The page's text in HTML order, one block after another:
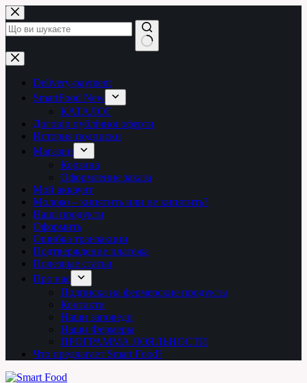
Перейти
до
вмісту
Немає
результатів
Delivery-payment
SmartFood New
КАТАЛОГ
Договір публічної оферти
История подписки
Магазин
Корзина
Оформление заказа
Мой аккаунт
Молоко – кипятить или не кипятить?
Наші продукти
Оформить
Ошибка транзакции
Подтверждение платежа
Полезные статьи
Про нас
Подписка на фермерские продукты
Контакти
Наши заповеди
Наши Фермеры
ПРОГРАММА ЛОЯЛЬНОСТИ
Что предлагает Smart Food?